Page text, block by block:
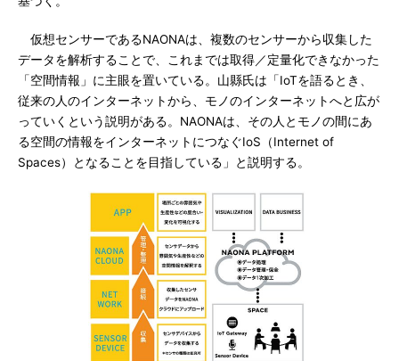
仮想センサーであるNAONAは、複数のセンサーから収集した
データを解析することで、これまでは取得／定量化できなかった
「空間情報」に主眼を置いている。山縣氏は「IoTを語るとき、
従来の人のインターネットから、モノのインターネットへと広が
っていくという説明がある。NAONAは、その人とモノの間にあ
る空間の情報をインターネットにつなぐIoS（Internet of
Spaces）となることを目指している」と説明する。